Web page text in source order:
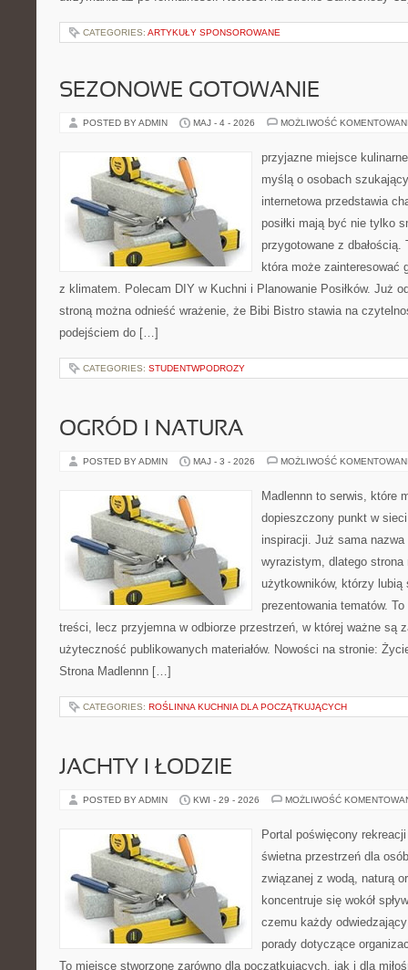
CATEGORIES: ARTYKUŁY SPONSOROWANE
SEZONOWE GOTOWANIE
POSTED BY ADMIN MAJ - 4 - 2026 MOŻLIWOŚĆ
przyjazne miejsce
myślą o osobach
internetowa przedstawia
posiłki mają być nie tylko
przygotowane z
która może zainteresować
z klimatem. Polecam DIY w Kuchni i Planowanie Posiłków. Już
stroną można odnieść wrażenie, że Bibi Bistro stawia na
podejściem do […]
CATEGORIES: STUDENTWPODROZY
OGRÓD I NATURA
POSTED BY ADMIN MAJ - 3 - 2026 MOŻLIWOŚĆ
Madlennn to serwis, które
dopieszczony punkt w
inspiracji. Już sama
wyrazistym, dlatego
użytkowników, którzy lubią
prezentowania tematów.
treści, lecz przyjemna w odbiorze przestrzeń, w której ważne są
użyteczność publikowanych materiałów. Nowości na stronie:
Strona Madlennn […]
CATEGORIES: ROŚLINNA KUCHNIA DLA POCZĄTKUJĄCYCH
JACHTY I ŁODZIE
POSTED BY ADMIN KWI - 29 - 2026 MOŻLIWOŚĆ
Portal poświęcony
świetna przestrzeń dla
związanej z wodą, naturą
koncentruje się wokół
czemu każdy
porady dotyczące
To miejsce stworzone zarówno dla początkujących, jak i dla